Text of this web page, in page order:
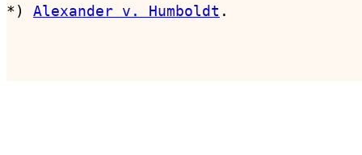
*) Alexander v. Humboldt .